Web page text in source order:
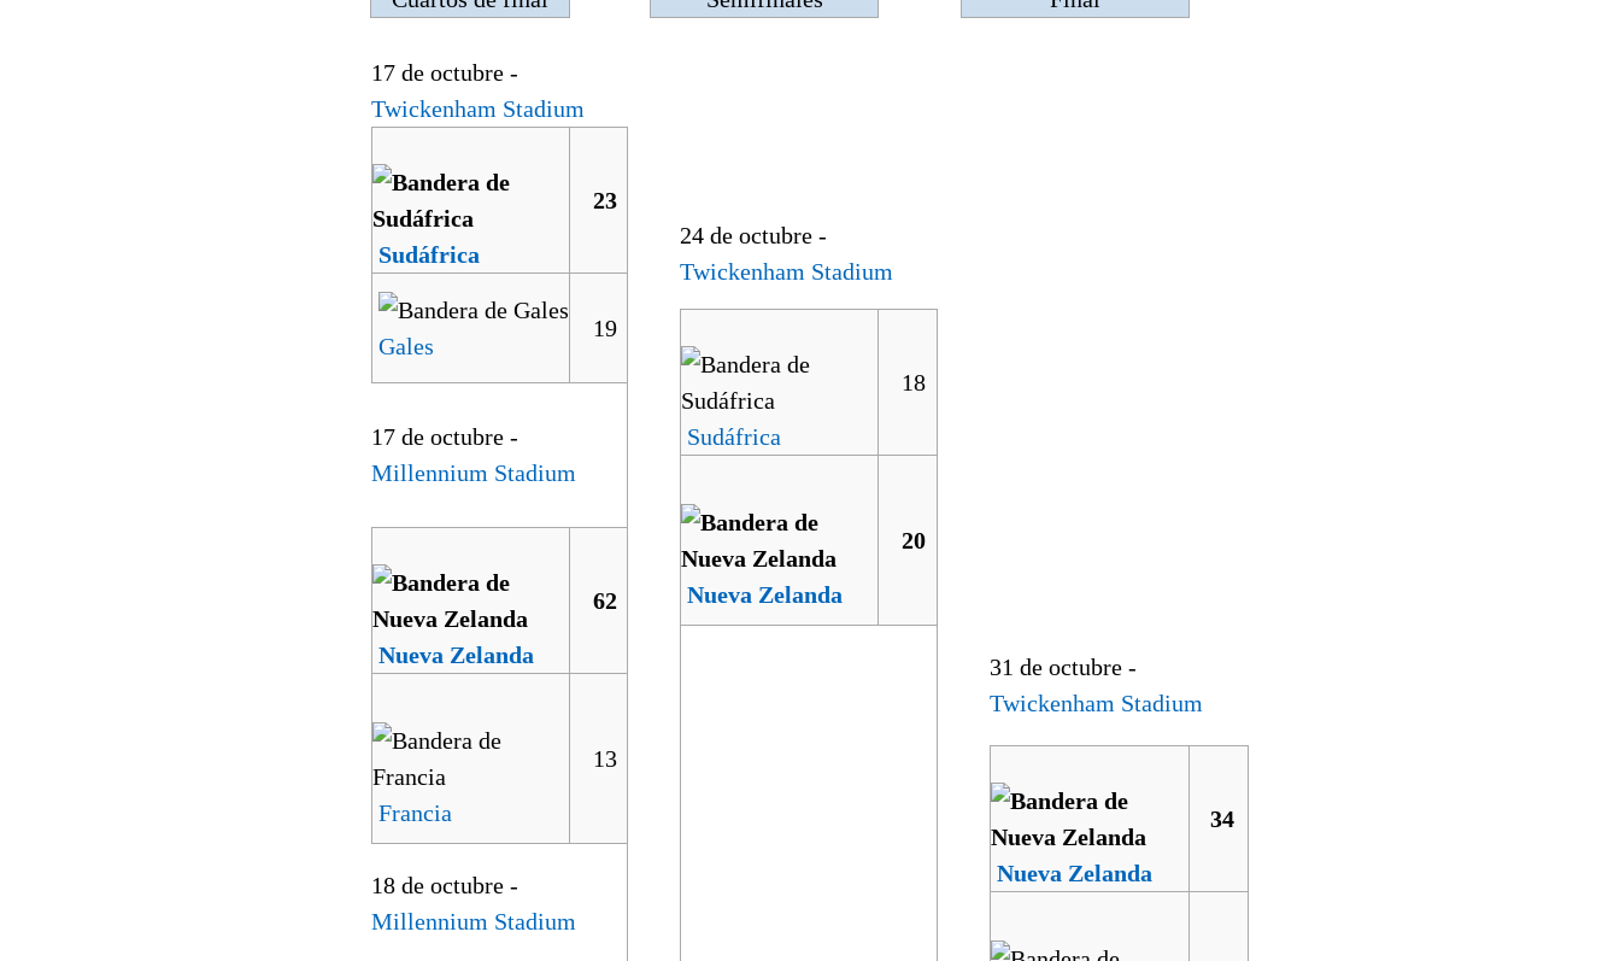
17 de octubre -
Twickenham Stadium
Sudáfrica
23
24 de octubre -
Twickenham Stadium
Gales
19
Sudáfrica
18
17 de octubre -
Millennium Stadium
Nueva Zelanda
20
Nueva Zelanda
62
31 de octubre -
Twickenham Stadium
Francia
13
Nueva Zelanda
34
18 de octubre -
Millennium Stadium